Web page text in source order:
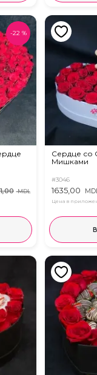
-22%
MDL
Сердце со
Мишками
#3046
1635,00
Цена в